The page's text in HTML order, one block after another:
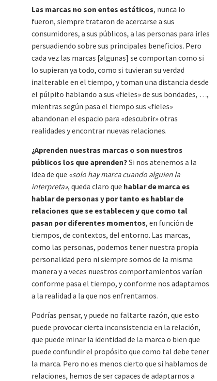
Las marcas no son entes estáticos, nunca lo
fueron, siempre trataron de acercarse a sus
consumidores, a sus públicos, a las personas para irles
persuadiendo sobre sus principales beneficios. Pero
cada vez las marcas [algunas] se comportan como si
lo supieran ya todo, como si tuvieran su verdad
inalterable en el tiempo, y toman una distancia desde
el púlpito hablando a sus «fieles» de sus bondades, …,
mientras según pasa el tiempo sus «fieles»
abandonan el espacio para «descubrir» otras
realidades y encontrar nuevas relaciones.
¿Aprenden nuestras marcas o son nuestros
públicos los que aprenden? Si nos atenemos a la
idea de que «solo hay marca cuando alguien la
interpreta», queda claro que hablar de marca es
hablar de personas y por tanto es hablar de
relaciones que se establecen y que como tal
pasan por diferentes momentos, en función de
tiempos, de contextos, del entorno. Las marcas,
como las personas, podemos tener nuestra propia
personalidad pero ni siempre somos de la misma
manera y a veces nuestros comportamientos varían
conforme pasa el tiempo, y conforme nos adaptamos
a la realidad a la que nos enfrentamos.
Podrías pensar, y puede no faltarte razón, que esto
puede provocar cierta inconsistencia en la relación,
que puede minar la identidad de la marca o bien que
puede confundir el propósito que como tal debe tener
la marca. Pero no es menos cierto que si hablamos de
relaciones, hemos de ser capaces de adaptarnos a